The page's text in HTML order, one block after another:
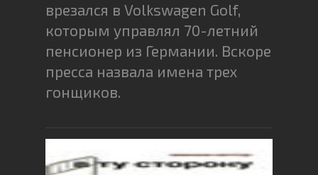
врезался в Volkswagen Golf,
которым управлял 70-летний
пенсионер из Германии. Вскоре
пресса назвала имена трех
гонщиков.